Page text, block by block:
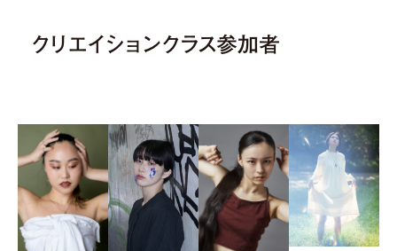
クリエイションクラス参加者